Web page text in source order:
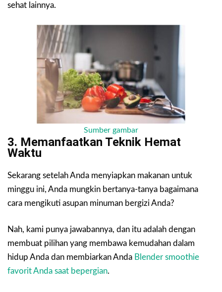
sehat lainnya.
Sumber gambar
3. Memanfaatkan Teknik Hemat
Waktu
Sekarang setelah Anda menyiapkan makanan untuk
minggu ini, Anda mungkin bertanya-tanya bagaimana
cara mengikuti asupan minuman bergizi Anda?
Nah, kami punya jawabannya, dan itu adalah dengan
membuat pilihan yang membawa kemudahan dalam
hidup Anda dan membiarkan Anda Blender smoothie
favorit Anda saat bepergian.